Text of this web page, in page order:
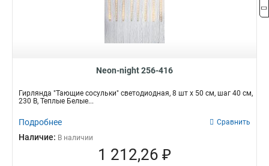
Neon-night 256-416
Гирлянда "Тающие сосульки" светодиодная, 8 шт х 50 см, шаг 40 см,
230 В, Теплые Белые...
Подробнее Сравнить
Наличие: В наличии
1 212,26 ₽